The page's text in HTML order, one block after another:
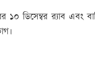
ডিসেম্বর র‌্যাব এবং